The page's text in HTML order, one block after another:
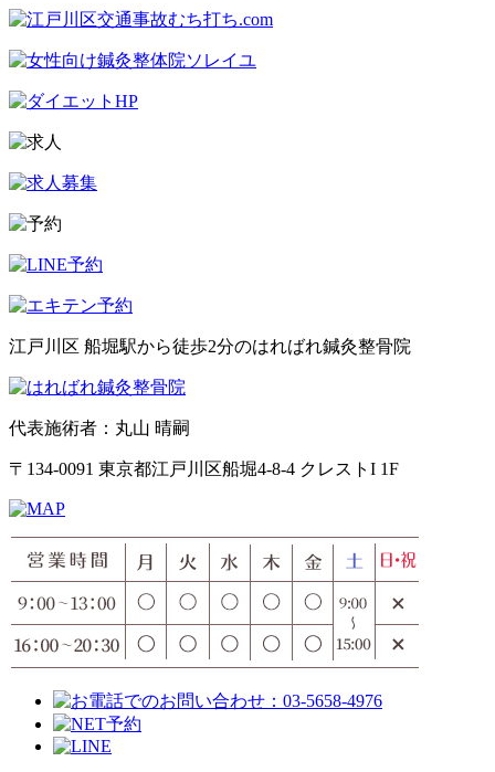
江戸川区 船堀駅から徒歩2分のはればれ鍼灸整骨院
代表施術者：丸山 晴嗣
〒134-0091 東京都江戸川区船堀4-8-4 クレストI 1F